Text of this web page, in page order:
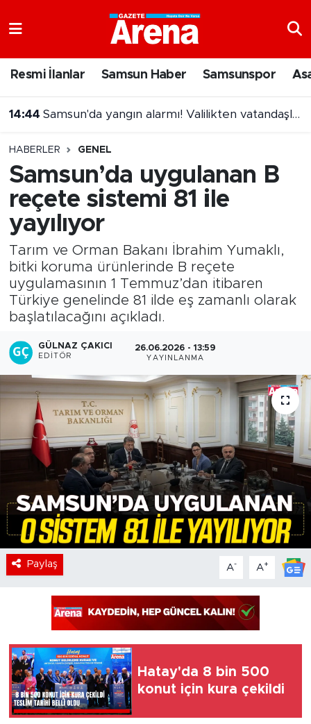
Resmi İlanlar Samsun Haber Samsunspor
14:44 Samsun'da yangın alarmı! Valilikten vatandaşlara önemli çağrı
HABERLER GENEL
Samsun’da uygulanan B
reçete sistemi 81 ile
yayılıyor
Tarım ve Orman Bakanı İbrahim Yumaklı,
bitki koruma ürünlerinde B reçete
uygulamasının 1 Temmuz’dan itibaren
Türkiye genelinde 81 ilde eş zamanlı olarak
başlatılacağını açıkladı.
GÜLNAZ ÇAKICI
EDITÖR
26.06.2026 - 13:59
YAYINLANMA
Paylaş A- A+
Hatay'da 8 bin 500
konut için kura çekildi
Samsun Namaz Vakitleri
Süper Lig Puan Durumu ve Fikstür
Tüm Manşetler
Son Dakika Haberleri
Haber Arşivi